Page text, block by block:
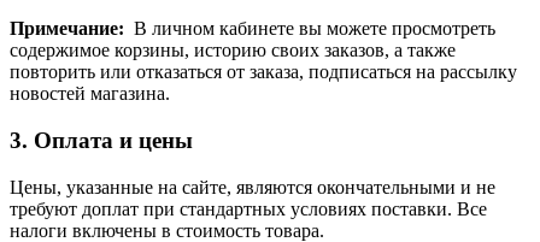
Примечание: В личном кабинете вы можете просмотреть
содержимое корзины, историю своих заказов, а также
повторить или отказаться от заказа, подписаться на рассылку
новостей магазина.
3. Оплата и цены
Цены, указанные на сайте, являются окончательными и не
требуют доплат при стандартных условиях поставки. Все
налоги включены в стоимость товара.